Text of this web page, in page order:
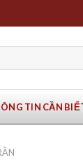
TIN CẦN